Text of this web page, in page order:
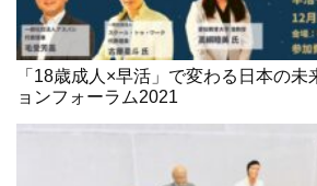
「18歳成人×早活」で変わる日本の
ョンフォーラム2021